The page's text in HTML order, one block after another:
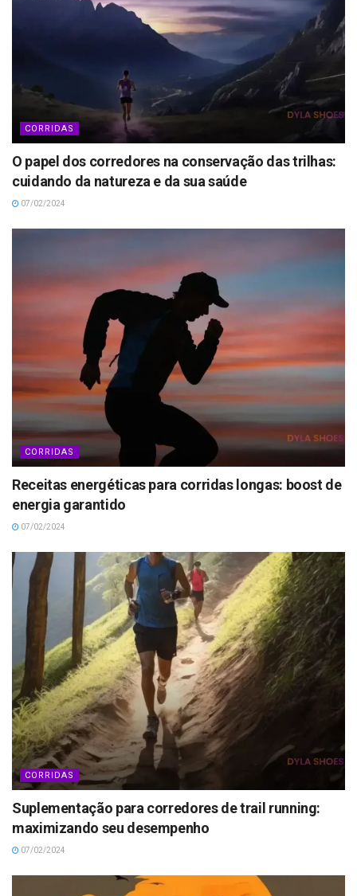
CORRIDAS
O papel dos corredores na conservação das trilhas:
cuidando da natureza e da sua saúde
07/02/2024
CORRIDAS
Receitas energéticas para corridas longas: boost de
energia garantido
07/02/2024
CORRIDAS
Suplementação para corredores de trail running:
maximizando seu desempenho
07/02/2024